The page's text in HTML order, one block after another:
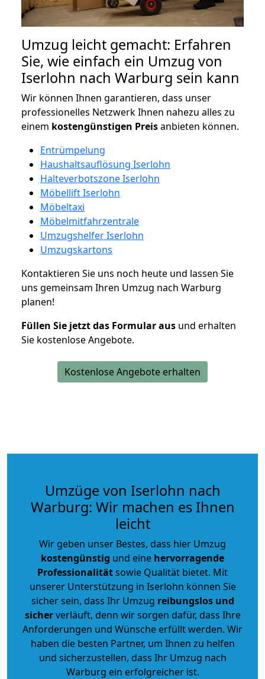
Umzug leicht gemacht: Erfahren
Sie, wie einfach ein Umzug von
Iserlohn nach Warburg sein kann
Wir können Ihnen garantieren, dass unser
professionelles Netzwerk Ihnen nahezu alles zu
einem kostengünstigen Preisanbieten können.
Entrümpelung
Haushaltsauflösung Iserlohn
Halteverbotszone Iserlohn
Möbellift Iserlohn
Möbeltaxi
Möbelmitfahrzentrale
Umzugshelfer Iserlohn
Umzugskartons
Kontaktieren Sie uns noch heute und lassen Sie
uns gemeinsam Ihren Umzug nach Warburg
planen!
Füllen Sie jetzt das Formular aus und erhalten
Sie kostenlose Angebote.
Kostenlose Angebote erhalten
Umzüge von Iserlohn nach
Warburg: Wir machen es Ihnen
leicht
Wir geben unser Bestes, dass hier Umzug
kostengünstig und eine hervorragende
Professionalitätsowie Qualität bietet. Mit
unserer Unterstützung in Iserlohn können Sie
sicher sein, dass Ihr Umzug reibungslos und
sicherverläuft, denn wir sorgen dafür, dass Ihre
Anforderungen und Wünsche erfüllt werden. Wir
haben die besten Partner, um Ihnen zu helfen
und sicherzustellen, dass Ihr Umzug nach
Warburg ein erfolgreicher ist.